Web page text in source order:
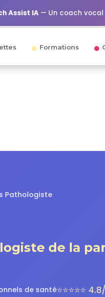
Assist IA— Un coach vocal
Formations
Pathologiste
de la
de santé⭐⭐⭐⭐⭐